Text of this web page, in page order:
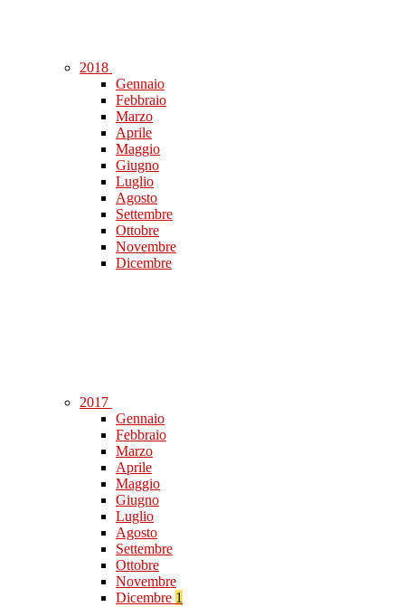
2018
Gennaio
Febbraio
Marzo
Aprile
Maggio
Giugno
Luglio
Agosto
Settembre
Ottobre
Novembre
Dicembre
2017
Gennaio
Febbraio
Marzo
Aprile
Maggio
Giugno
Luglio
Agosto
Settembre
Ottobre
Novembre
Dicembre 1